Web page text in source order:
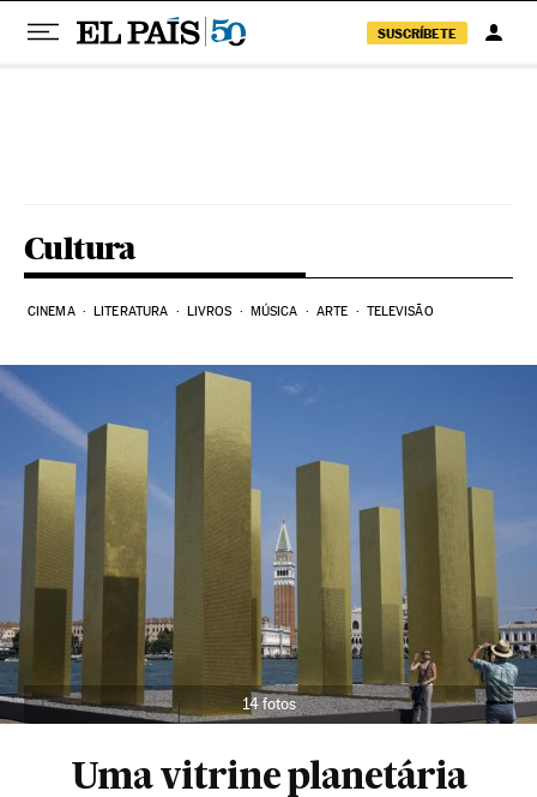
SUSCRÍBETE
Cultura
CINEMA LITERATURA LIVROS MÚSICA ARTE TELEVISÃO
14 fotos
Uma vitrine planetária